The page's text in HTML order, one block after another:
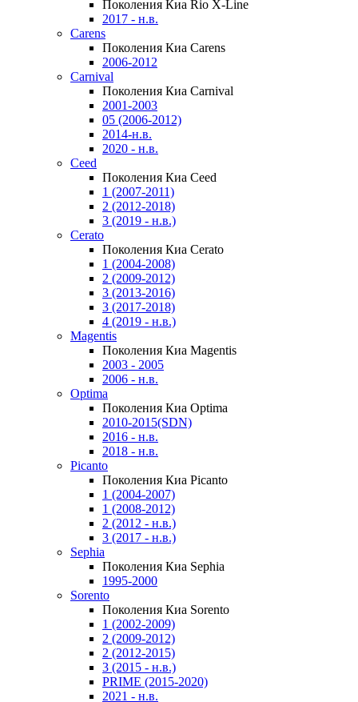
Поколения Киа Rio X-Line
2017 - н.в.
Carens
Поколения Киа Carens
2006-2012
Carnival
Поколения Киа Carnival
2001-2003
05 (2006-2012)
2014-н.в.
2020 - н.в.
Ceed
Поколения Киа Ceed
1 (2007-2011)
2 (2012-2018)
3 (2019 - н.в.)
Cerato
Поколения Киа Cerato
1 (2004-2008)
2 (2009-2012)
3 (2013-2016)
3 (2017-2018)
4 (2019 - н.в.)
Magentis
Поколения Киа Magentis
2003 - 2005
2006 - н.в.
Optima
Поколения Киа Optima
2010-2015(SDN)
2016 - н.в.
2018 - н.в.
Picanto
Поколения Киа Picanto
1 (2004-2007)
1 (2008-2012)
2 (2012 - н.в.)
3 (2017 - н.в.)
Sephia
Поколения Киа Sephia
1995-2000
Sorento
Поколения Киа Sorento
1 (2002-2009)
2 (2009-2012)
2 (2012-2015)
3 (2015 - н.в.)
PRIME (2015-2020)
2021 - н.в.